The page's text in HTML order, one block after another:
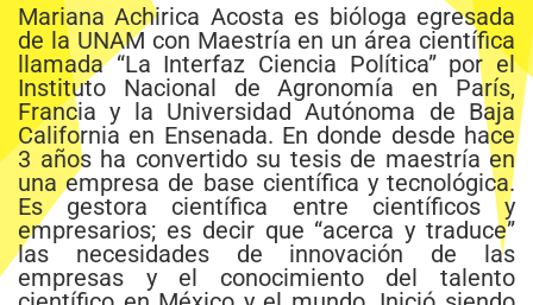
Mariana Achirica Acosta es bióloga egresada
de la UNAM con Maestría en un área científica
llamada “La Interfaz Ciencia Política” por el
Instituto Nacional de Agronomía en París,
Francia y la Universidad Autónoma de Baja
California en Ensenada. En donde desde hace
3 años ha convertido su tesis de maestría en
una empresa de base científica y tecnológica.
Es gestora científica entre científicos y
empresarios; es decir que “acerca y traduce”
las necesidades de innovación de las
empresas y el conocimiento del talento